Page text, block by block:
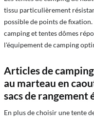
tissu particulièrement
possible de points de
camping et tentes dômes
l'équipement de camping
Articles de
au marteau en
sacs de rangement
En plus de choisir une tente